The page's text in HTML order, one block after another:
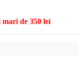
de 350 lei